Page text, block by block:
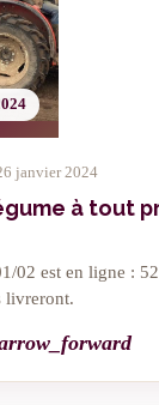
janvier 2024
à tout
02 est en ligne : 52
livreront.